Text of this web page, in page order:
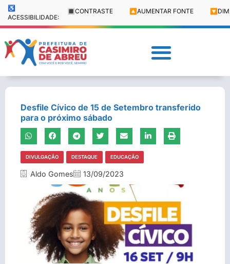
♿
ACESSIBILIDADE:
🔳 CONTRASTE 🔼 AUMENTAR FONTE 🔽
Desfile Cívico de 15 de Setembro transferido
para o próximo sábado
DIVULGAÇÃO DESTAQUE EDUCAÇÃO
Aldo Gomes 13/09/2023